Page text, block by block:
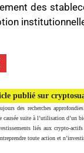
des
publié sur
des recherches
causée suite à l’utilisation d’un
liés aux crypto-
toute action et